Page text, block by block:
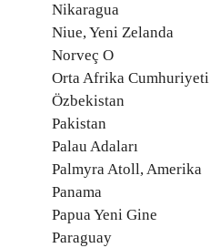
Nikaragua
Niue, Yeni Zelanda
Norveç O
Orta Afrika Cumhuriyeti
Özbekistan
Pakistan
Palau Adaları
Palmyra Atoll, Amerika
Panama
Papua Yeni Gine
Paraguay